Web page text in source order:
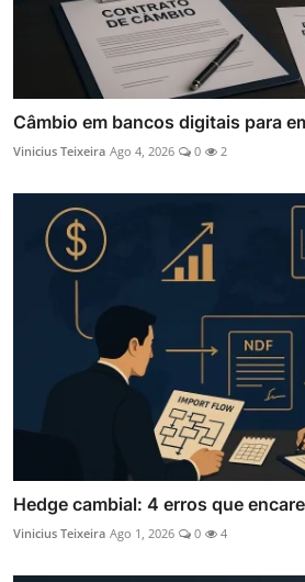
Câmbio em bancos digitais para
Vinicius Teixeira Ago 4, 2026 0 2
Hedge cambial: 4 erros que
Vinicius Teixeira Ago 1, 2026 0 4